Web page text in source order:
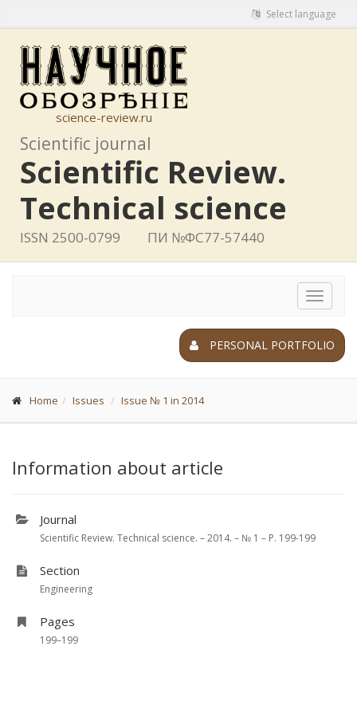
Select language
science-review.ru
Scientific journal
Scientific Review.
Technical science
ISSN 2500-0799 ПИ №ФС77-57440
Toggle
PERSONAL PORTFOLIO
Home Issues Issue № 1 in 2014
Information about article
Journal
Scientific Review. Technical science. – 2014. – № 1 – P. 199-199
Section
Engineering
Pages
199–199